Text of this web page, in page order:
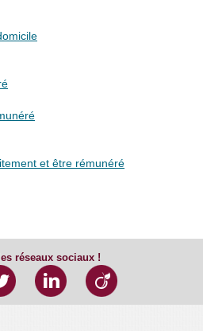
et être rémunéré
réseaux sociaux !